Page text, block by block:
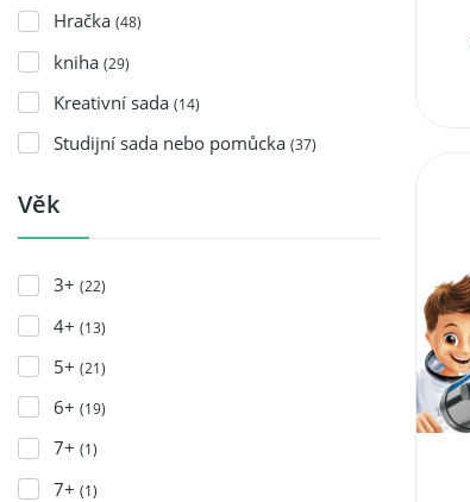
Hračka (48)
kniha (29)
Kreativní sada (14)
Studijní sada nebo pomůcka (37)
Věk
3+ (22)
4+ (13)
5+ (21)
6+ (19)
7+ (1)
7+ (1)